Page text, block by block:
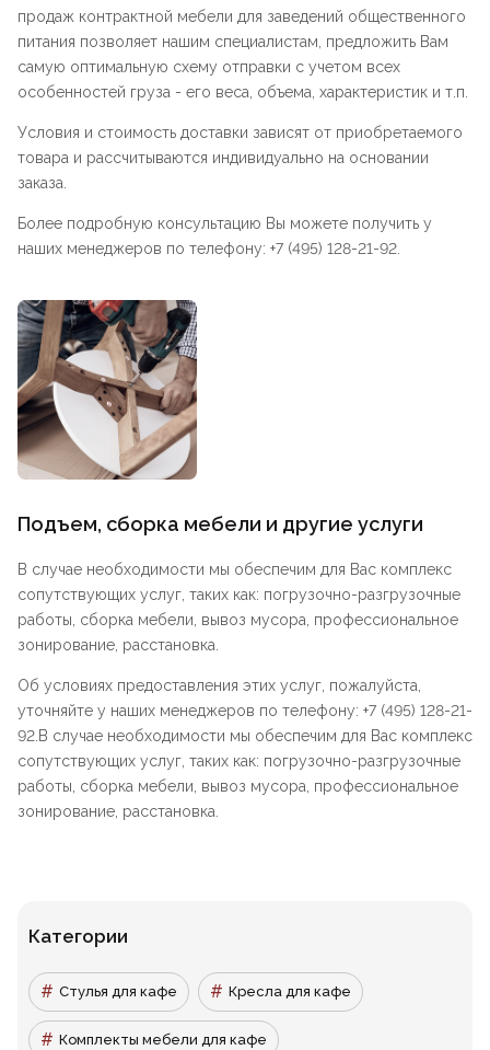
продаж контрактной мебели для заведений общественного
питания позволяет нашим специалистам, предложить Вам
самую оптимальную схему отправки с учетом всех
особенностей груза - его веса, объема, характеристик и т.п.
Условия и стоимость доставки зависят от приобретаемого
товара и рассчитываются индивидуально на основании
заказа.
Более подробную консультацию Вы можете получить у
наших менеджеров по телефону: +7 (495) 128-21-92.
Подъем, сборка мебели и другие услуги
В случае необходимости мы обеспечим для Вас комплекс
сопутствующих услуг, таких как: погрузочно-разгрузочные
работы, сборка мебели, вывоз мусора, профессиональное
зонирование, расстановка.
Об условиях предоставления этих услуг, пожалуйста,
уточняйте у наших менеджеров по телефону: +7 (495) 128-21-
92.В случае необходимости мы обеспечим для Вас комплекс
сопутствующих услуг, таких как: погрузочно-разгрузочные
работы, сборка мебели, вывоз мусора, профессиональное
зонирование, расстановка.
Категории
Стулья для кафе Кресла для кафе
Комплекты мебели для кафе